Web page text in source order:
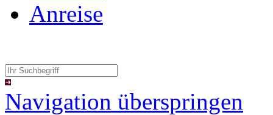
Anreise
Navigation überspringen